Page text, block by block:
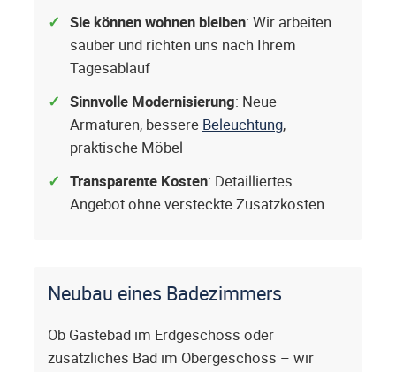
Sie können wohnen bleiben: Wir arbeiten
sauber und richten uns nach Ihrem
Tagesablauf
Sinnvolle Modernisierung: Neue
Armaturen, bessere Beleuchtung,
praktische Möbel
Transparente Kosten: Detailliertes
Angebot ohne versteckte Zusatzkosten
Neubau eines Badezimmers
Ob Gästebad im Erdgeschoss oder
zusätzliches Bad im Obergeschoss – wir